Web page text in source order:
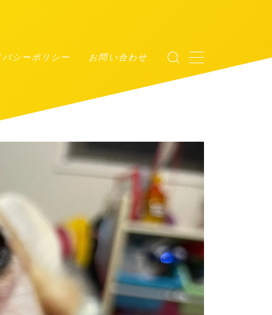
バシーポリシー お問い合わせ